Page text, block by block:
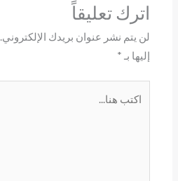
اترك تعليقاً
لن يتم نشر عنوان بريدك الإلكتروني.
إليها بـ *